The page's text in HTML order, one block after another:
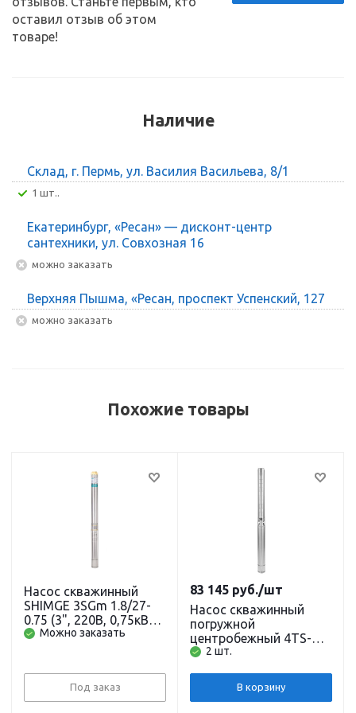
оставил отзыв об этом
товаре!
Наличие
Склад, г. Пермь, ул. Василия Васильева, 8/1
1 шт..
Екатеринбург, «Ресан» — дисконт-центр
сантехники, ул. Совхозная 16
Можно заказать
Верхняя Пышма, «Ресан, проспект Успенский, 127
Можно заказать
Похожие товары
Насос скважинный
SHIMGE 3SGm 1.8/27-
0.75 (3", 220В, 0,75кВт,
3м3/ч, 115м, 1") с
Можно заказать
Под заказ
Насос скважинный
погружной
центробежный 4TS-
145/20 (4", 380В,
кабель 1м.(до 30м)+
пульт BELAMOS
2 шт.
83 145 руб./шт
В корзину